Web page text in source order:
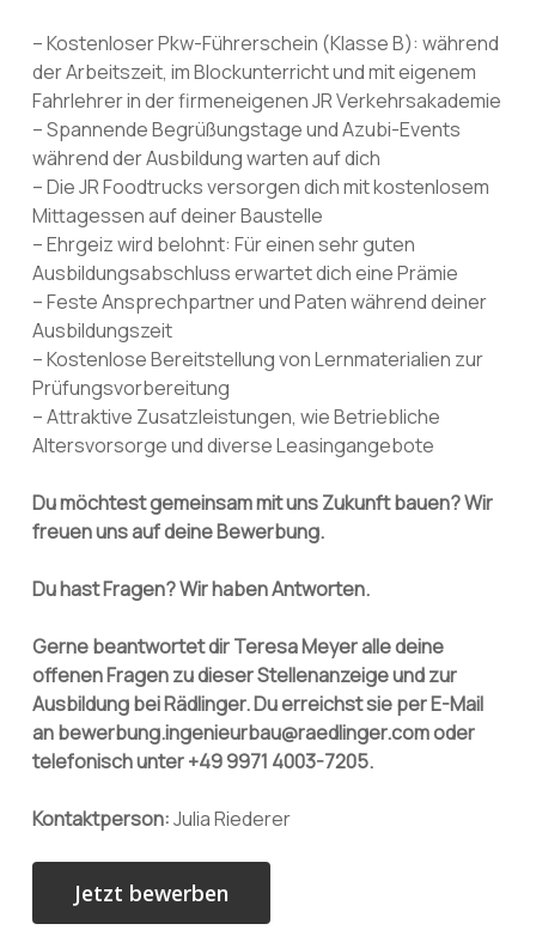
– Kostenloser Pkw-Führerschein (Klasse B): während
der Arbeitszeit, im Blockunterricht und mit eigenem
Fahrlehrer in der firmeneigenen JR Verkehrsakademie
– Spannende Begrüßungstage und Azubi-Events
während der Ausbildung warten auf dich
– Die JR Foodtrucks versorgen dich mit kostenlosem
Mittagessen auf deiner Baustelle
– Ehrgeiz wird belohnt: Für einen sehr guten
Ausbildungsabschluss erwartet dich eine Prämie
– Feste Ansprechpartner und Paten während deiner
Ausbildungszeit
– Kostenlose Bereitstellung von Lernmaterialien zur
Prüfungsvorbereitung
– Attraktive Zusatzleistungen, wie Betriebliche
Altersvorsorge und diverse Leasingangebote
Du möchtest gemeinsam mit uns Zukunft bauen? Wir
freuen uns auf deine Bewerbung.
Du hast Fragen? Wir haben Antworten.
Gerne beantwortet dir Teresa Meyer alle deine
offenen Fragen zu dieser Stellenanzeige und zur
Ausbildung bei Rädlinger. Du erreichst sie per E-Mail
an bewerbung.ingenieurbau@raedlinger.com oder
telefonisch unter +49 9971 4003-7205.
Kontaktperson:Julia Riederer